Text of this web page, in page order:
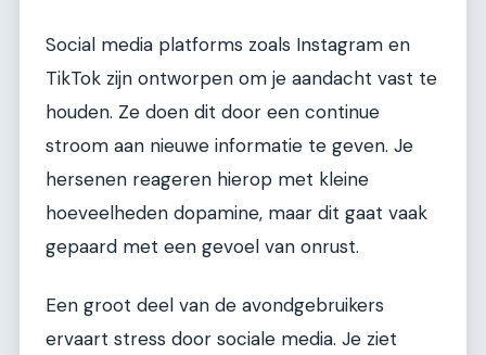
Social media platforms zoals Instagram en
TikTok zijn ontworpen om je aandacht vast te
houden. Ze doen dit door een continue
stroom aan nieuwe informatie te geven. Je
hersenen reageren hierop met kleine
hoeveelheden dopamine, maar dit gaat vaak
gepaard met een gevoel van onrust.
Een groot deel van de avondgebruikers
ervaart stress door sociale media. Je ziet